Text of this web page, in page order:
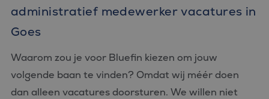
administratief medewerker vacatures in
Goes
Waarom zou je voor Bluefin kiezen om jouw
volgende baan te vinden? Omdat wij méér doen
dan alleen vacatures doorsturen. We willen niet